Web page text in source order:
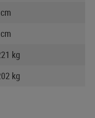
kg
kg